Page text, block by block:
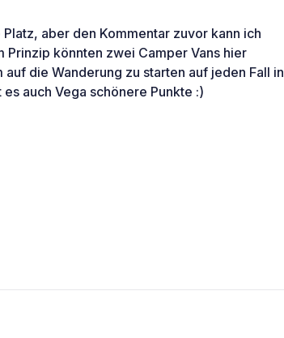
aber den Kommentar zuvor kann ich
Prinzip könnten zwei Camper Vans hier
auf die Wanderung zu starten auf jeden Fall in
auch Vega schönere Punkte :)